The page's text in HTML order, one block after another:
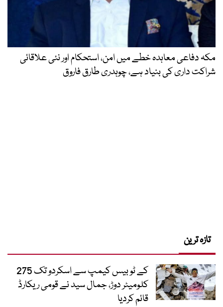
مکہ دفاعی معاہدہ خطے میں امن، استحکام اور نئی علاقائی
شراکت داری کی بنیاد ہے، چوہدری طارق فاروق
تازہ ترین
کے ٹو بیس کیمپ سے اسکردو تک 275
کلومیٹر دوڑ، جمال سید نے قومی ریکارڈ
قائم کردیا